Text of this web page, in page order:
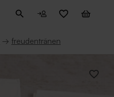
→ freudentränen